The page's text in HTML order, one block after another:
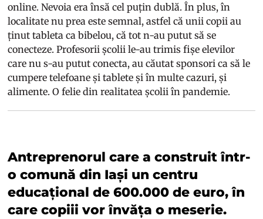
online. Nevoia era însă cel puțin dublă. În plus, în
localitate nu prea este semnal, astfel că unii copii au
ținut tableta ca bibelou, că tot n-au putut să se
conecteze. Profesorii școlii le-au trimis fișe elevilor
care nu s-au putut conecta, au căutat sponsori ca să le
cumpere telefoane și tablete și în multe cazuri, și
alimente. O felie din realitatea școlii în pandemie.
Antreprenorul care a construit într-
o comună din Iași un centru
educațional de 600.000 de euro, în
care copiii vor învăța o meserie.